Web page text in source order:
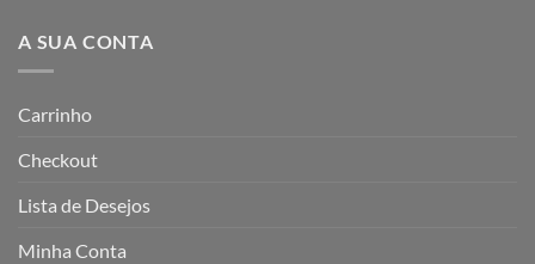
A SUA CONTA
Carrinho
Checkout
Lista de Desejos
Minha Conta